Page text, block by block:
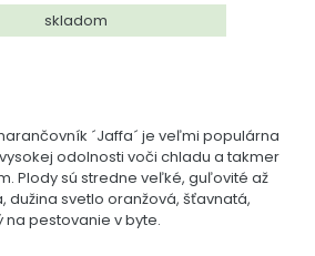
skladom
´Jaffa´ je veľmi populárna
odolnosti voči chladu a takmer
Plody sú stredne veľké, guľovité až
dužina svetlo oranžová, šťavnatá,
na pestovanie v byte.